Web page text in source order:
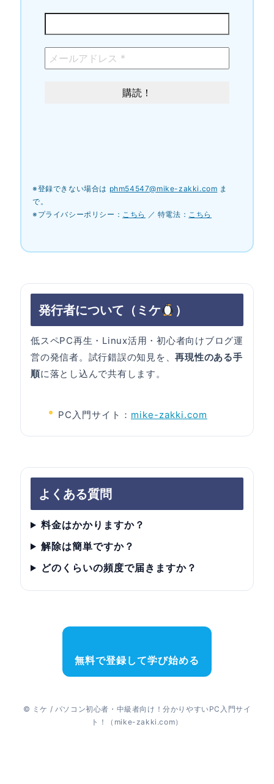
※登録できない場合は phm54547@mike-zakki.com ま
で。
※プライバシーポリシー： こちら ／ 特電法： こちら
発行者について（ミケ ）
低スペPC再生・Linux活用・初心者向けブログ運
営の発信者。試行錯誤の知見を、再現性のある手
順に落とし込んで共有します。
PC入門サイト： mike-zakki.com
よくある質問
料金はかかりますか？
解除は簡単ですか？
どのくらいの頻度で届きますか？
無料で登録して学び始める
© ミケ / パソコン初心者・中級者向け！分かりやすいPC入門サイ
ト！（mike-zakki.com）